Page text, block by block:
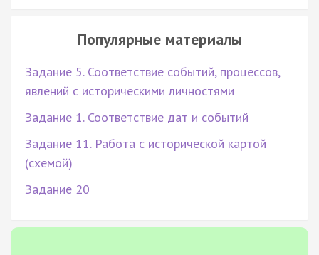
Популярные материалы
Задание 5. Соответствие событий, процессов,
явлений с историческими личностями
Задание 1. Соответствие дат и событий
Задание 11. Работа с исторической картой
(схемой)
Задание 20